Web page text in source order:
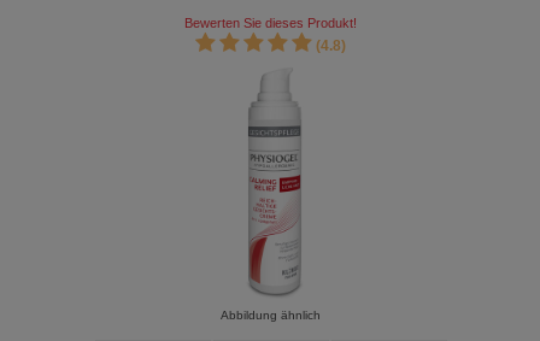
Bewerten Sie dieses Produkt!
(4.8)
Abbildung ähnlich